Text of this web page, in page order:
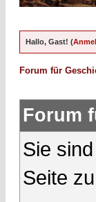
Hallo, Gast! (
Forum für
Forum
Sie
Seite